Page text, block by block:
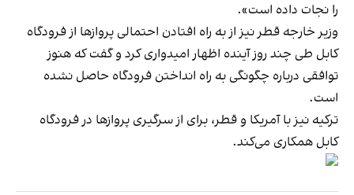
را نجات داده است».
وزیر خارجه قطر نیز از به راه افتادن احتمالی پروازها از فرودگاه
کابل طی چند روز آینده اظهار امیدواری کرد و گفت که هنوز
توافقی درباره چگونگی به راه انداختن فرودگاه حاصل نشده
است.
ترکیه نیز با آمریکا و قطر، برای از سرگیری پروازها در فرودگاه
کابل همکاری می‌کند.